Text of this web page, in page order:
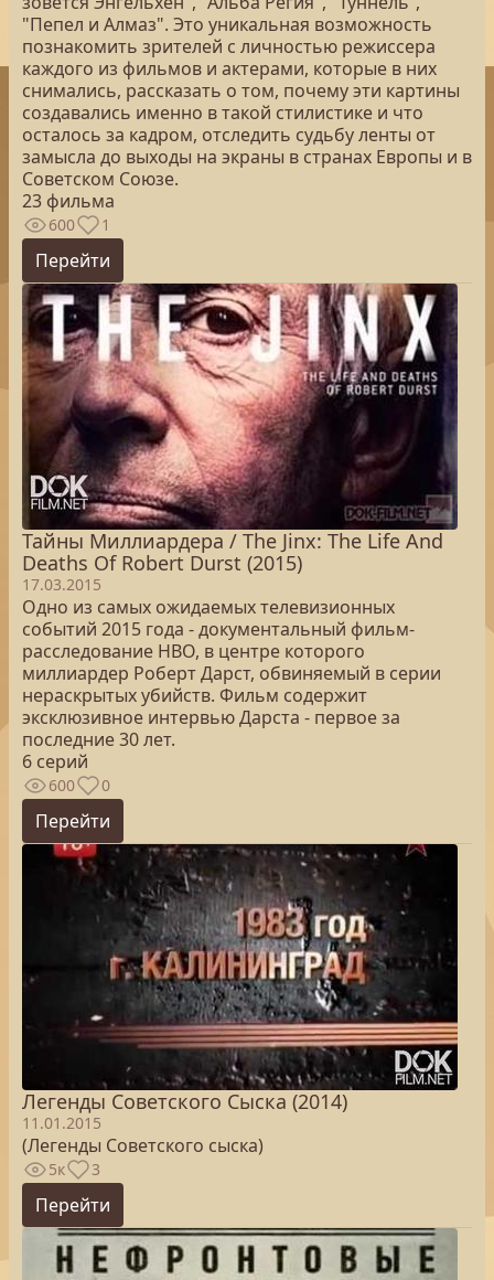
"Пепел и Алмаз". Это уникальная возможность
познакомить зрителей с личностью режиссера
каждого из фильмов и актерами, которые в них
снимались, рассказать о том, почему эти картины
создавались именно в такой стилистике и что
осталось за кадром, отследить судьбу ленты от
замысла до выходы на экраны в странах Европы и в
Советском Союзе.
23 фильма
600 1
Перейти
Тайны Миллиардера / The Jinx: The Life And
Deaths Of Robert Durst (2015)
17.03.2015
Одно из самых ожидаемых телевизионных
событий 2015 года - документальный фильм-
расследование НВО, в центре которого
миллиардер Роберт Дарст, обвиняемый в серии
нераскрытых убийств. Фильм содержит
эксклюзивное интервью Дарста - первое за
последние 30 лет.
6 серий
600 0
Перейти
Легенды Советского Сыска (2014)
11.01.2015
(Легенды Советского сыска)
5к 3
Перейти